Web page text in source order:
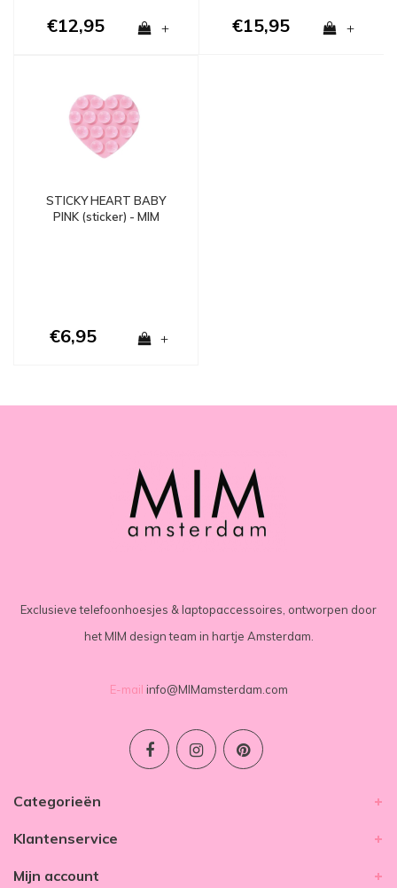
€12,95 + €15,95 +
STICKY HEART BABY
PINK (sticker) - MIM
€6,95 +
Exclusieve telefoonhoesjes & laptopaccessoires, ontworpen door
het MIM design team in hartje Amsterdam.
E-mail info@MIMamsterdam.com
Categorieën
Klantenservice
Mijn account